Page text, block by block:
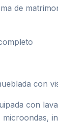
de
con
con